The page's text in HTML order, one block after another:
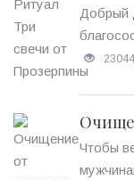
Добрый
23044
Чтобы